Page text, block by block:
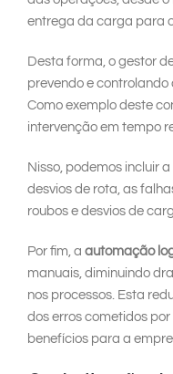
entrega da carga para
Desta forma, o gestor
prevendo e
Como exemplo deste
intervenção em tempo
Nisso, podemos incluir
desvios de rota, as
roubos e desvios de
Por fim, a automação
manuais, diminuindo
nos processos. Esta
dos erros cometidos
benefícios para a